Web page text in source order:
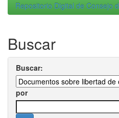
Repositorio Digital de Consejo
Buscar
Buscar:
por